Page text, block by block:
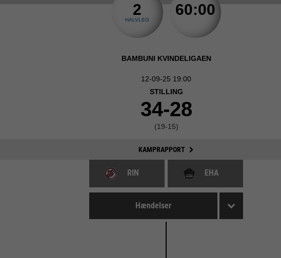
2
HALVLEG
60:00
BAMBUNI KVINDELIGAEN
12-09-25 19:00
STILLING
34-28
(19-15)
KAMPRAPPORT
RIN EHA
Hændelser